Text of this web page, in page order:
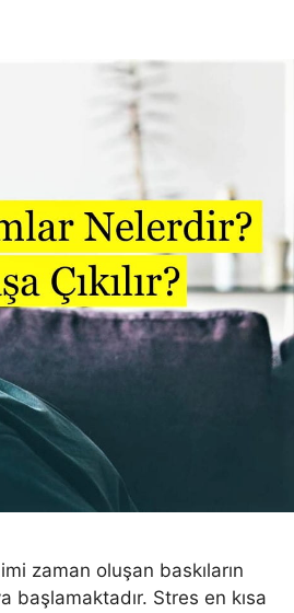
zaman oluşan baskıların
Stres en kısa